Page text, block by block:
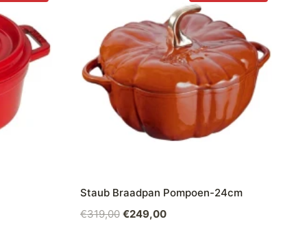
Staub Braadpan Pompoen-24cm
€319,00 Oorspronkelijke
€249,00Huidige